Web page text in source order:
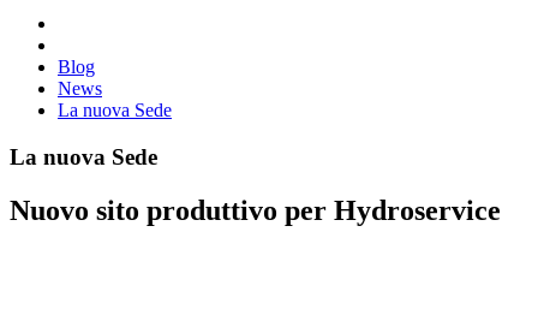
Blog
News
La nuova Sede
La nuova Sede
Nuovo sito produttivo per Hydroservice